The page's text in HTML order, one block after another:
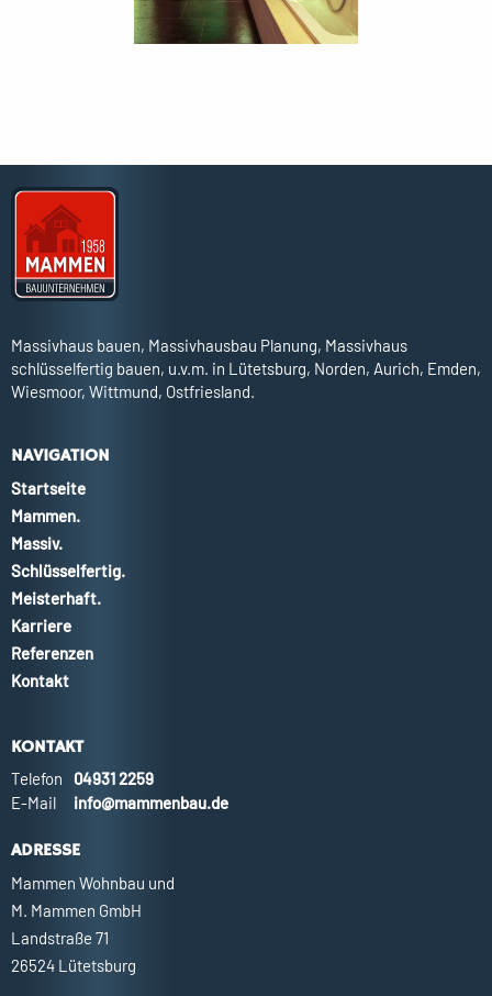
Erdgeschoss
Kellergeschoss
Massivhaus bauen, Massivhausbau Planung, Massivhaus
schlüsselfertig bauen, u.v.m. in Lütetsburg, Norden, Aurich, Emden,
Wiesmoor, Wittmund, Ostfriesland.
NAVIGATION
Startseite
Mammen.
Massiv.
Schlüsselfertig.
Meisterhaft.
Karriere
Referenzen
Kontakt
KONTAKT
Telefon
04931 2259
E-Mail
info@mammenbau.de
ADRESSE
Mammen Wohnbau und
M. Mammen GmbH
Landstraße 71
26524 Lütetsburg